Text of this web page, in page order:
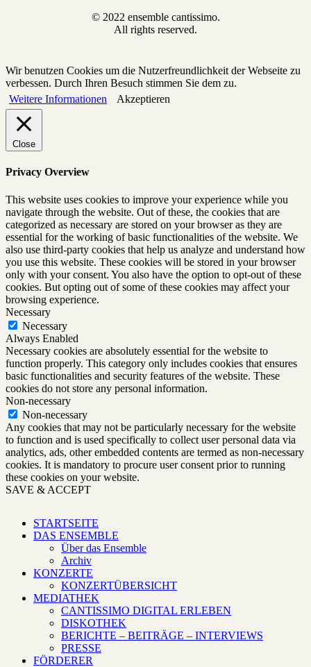
© 2022 ensemble cantissimo.
All rights reserved.
Wir benutzen Cookies um die Nutzerfreundlichkeit der Webseite zu
verbessen. Durch Ihren Besuch stimmen Sie dem zu.
Weitere Informationen
Akzeptieren
Close
Privacy Overview
This website uses cookies to improve your experience while you
navigate through the website. Out of these, the cookies that are
categorized as necessary are stored on your browser as they are
essential for the working of basic functionalities of the website. We
also use third-party cookies that help us analyze and understand how
you use this website. These cookies will be stored in your browser
only with your consent. You also have the option to opt-out of these
cookies. But opting out of some of these cookies may affect your
browsing experience.
Necessary
Necessary
Always Enabled
Necessary cookies are absolutely essential for the website to
function properly. This category only includes cookies that ensures
basic functionalities and security features of the website. These
cookies do not store any personal information.
Non-necessary
Non-necessary
Any cookies that may not be particularly necessary for the website
to function and is used specifically to collect user personal data via
analytics, ads, other embedded contents are termed as non-necessary
cookies. It is mandatory to procure user consent prior to running
these cookies on your website.
SAVE & ACCEPT
STARTSEITE
DAS ENSEMBLE
Über das Ensemble
Archiv
KONZERTE
KONZERTÜBERSICHT
MEDIATHEK
CANTISSIMO DIGITAL ERLEBEN
DISKOTHEK
BERICHTE – BEITRÄGE – INTERVIEWS
PRESSE
FÖRDERER